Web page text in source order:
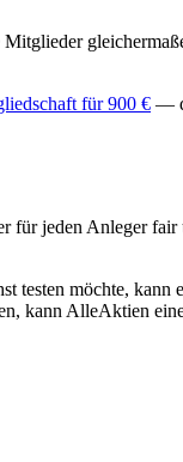
für 900 € —
für jeden Anleger fair
testen möchte, kann
kann AlleAktien